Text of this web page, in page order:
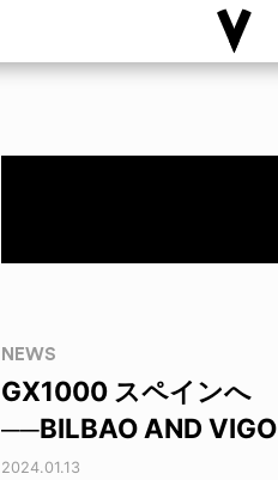
NEWS
GX1000 スペインへ
──BILBAO AND VIGO
2024.01.13